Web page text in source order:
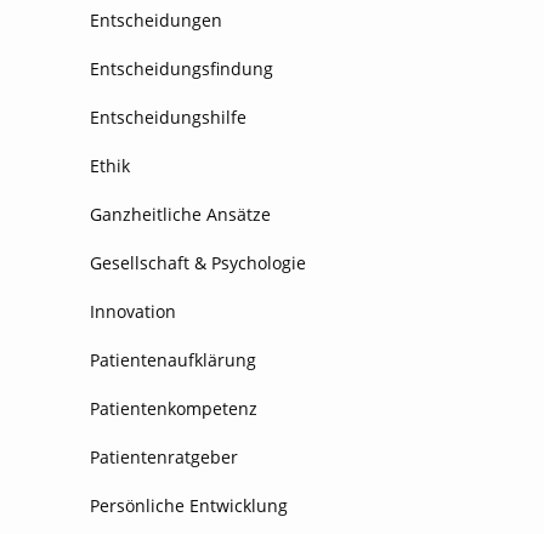
Entscheidungen
Entscheidungsfindung
Entscheidungshilfe
Ethik
Ganzheitliche Ansätze
Gesellschaft & Psychologie
Innovation
Patientenaufklärung
Patientenkompetenz
Patientenratgeber
Persönliche Entwicklung